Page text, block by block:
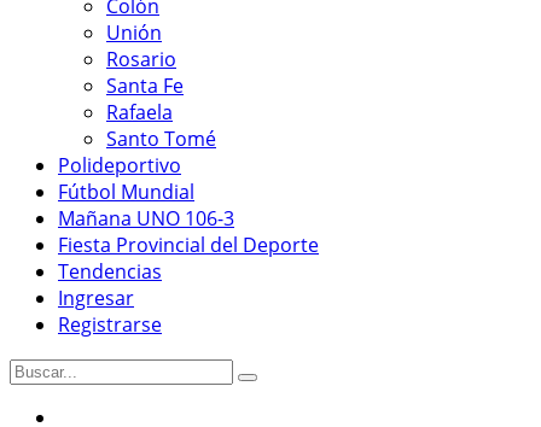
Colón
Unión
Rosario
Santa Fe
Rafaela
Santo Tomé
Polideportivo
Fútbol Mundial
Mañana UNO 106-3
Fiesta Provincial del Deporte
Tendencias
Ingresar
Registrarse